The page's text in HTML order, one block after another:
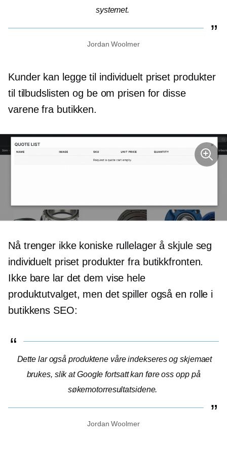
systemet.
Jordan Woolmer
Kunder kan legge til individuelt priset produkter
til tilbudslisten og be om prisen for disse
varene fra butikken.
Nå trenger ikke koniske rullelager å skjule seg
individuelt priset produkter fra butikkfronten.
Ikke bare lar det dem vise hele
produktutvalget, men det spiller også en rolle i
butikkens SEO:
Dette lar også produktene våre indekseres og skjemaet
brukes, slik at Google fortsatt kan føre oss opp på
søkemotorresultatsidene.
Jordan Woolmer